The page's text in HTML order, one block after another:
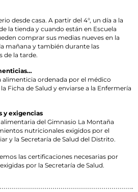
desde casa. A partir del 4°, un día a la
la tienda y cuando están en Escuela
comprar sus medias nueves en la
mañana y también durante las
de la tarde.
ordenada por el médico
Ficha de Salud y enviarse a la Enfermería
y exigencias
del Gimnasio La Montaña
nutricionales exigidos por el
y la Secretaría de Salud del Distrito.
las certificaciones necesarias por
por la Secretaría de Salud.